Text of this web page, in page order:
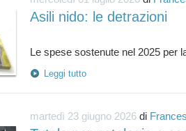
Asili nido: le detrazioni
Leggi tutto
martedì 23 giugno 2026 di